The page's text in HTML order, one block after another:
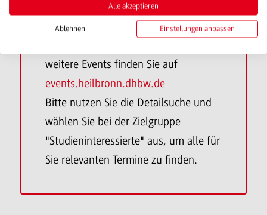
Alle Infoveranstaltungen der
weitere Events finden Sie auf
events.heilbronn.dhbw.de
Bitte nutzen Sie die Detailsuche und
wählen Sie bei der Zielgruppe
"Studieninteressierte" aus, um alle für
Sie relevanten Termine zu finden.
Alle akzeptieren
Ablehnen Einstellungen anpassen